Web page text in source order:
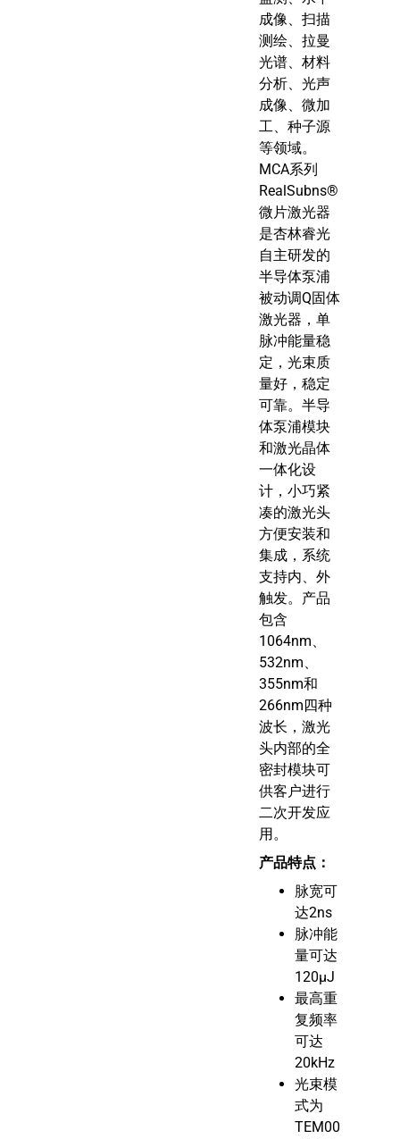
成像、扫描
测绘、拉曼
光谱、材料
分析、光声
成像、微加
工、种子源
等领域。
MCA系列
RealSubns®
微片激光器
是杏林睿光
自主研发的
半导体泵浦
被动调Q固体
激光器，单
脉冲能量稳
定，光束质
量好，稳定
可靠。半导
体泵浦模块
和激光晶体
一体化设
计，小巧紧
凑的激光头
方便安装和
集成，系统
支持内、外
触发。产品
包含
1064nm、
532nm、
355nm和
266nm四种
波长，激光
头内部的全
密封模块可
供客户进行
二次开发应
用。
产品特点：
脉宽可
达2ns
脉冲能
量可达
120μJ
最高重
复频率
可达
20kHz
光束模
式为
TEM00